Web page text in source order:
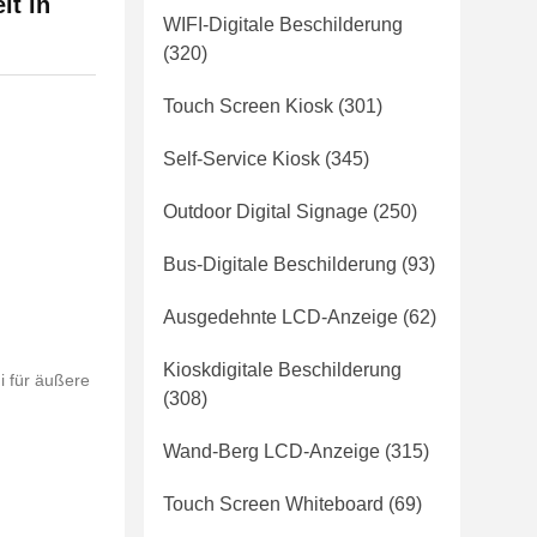
für äußere
WIFI-Digitale Beschilderung
(320)
Touch Screen Kiosk (301)
Self-Service Kiosk (345)
Outdoor Digital Signage (250)
Bus-Digitale Beschilderung (93)
Ausgedehnte LCD-Anzeige (62)
Kioskdigitale Beschilderung
(308)
Wand-Berg LCD-Anzeige (315)
Touch Screen Whiteboard (69)